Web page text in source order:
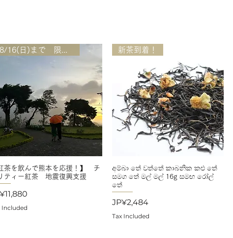
Quick View
茶を飲んで熊本を応援！】 チ
ティー紅茶 地震復興支援
Included
Quick View
新茶到着！
අම්බා තේ වත්තේ කාබනික කළු තේ
සමග තේ මල් මල් 16g සමඟ රෝල්
තේ
Price
JP¥2,484
Tax Included